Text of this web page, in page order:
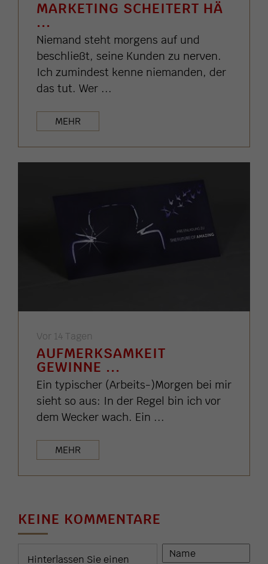
MARKETING SCHEITERT HÄ
...
Niemand steht morgens auf und
beschließt, seine Kunden zu nerven.
Ich zumindest kenne niemanden, der
das tut. Wer ...
MEHR
Vor 14 Tagen
AUFMERKSAMKEIT
GEWINNE ...
Ein typischer (Arbeits-)Morgen bei mir
sieht so aus: In der Regel bin ich vor
dem Wecker wach. Ein ...
MEHR
KEINE KOMMENTARE